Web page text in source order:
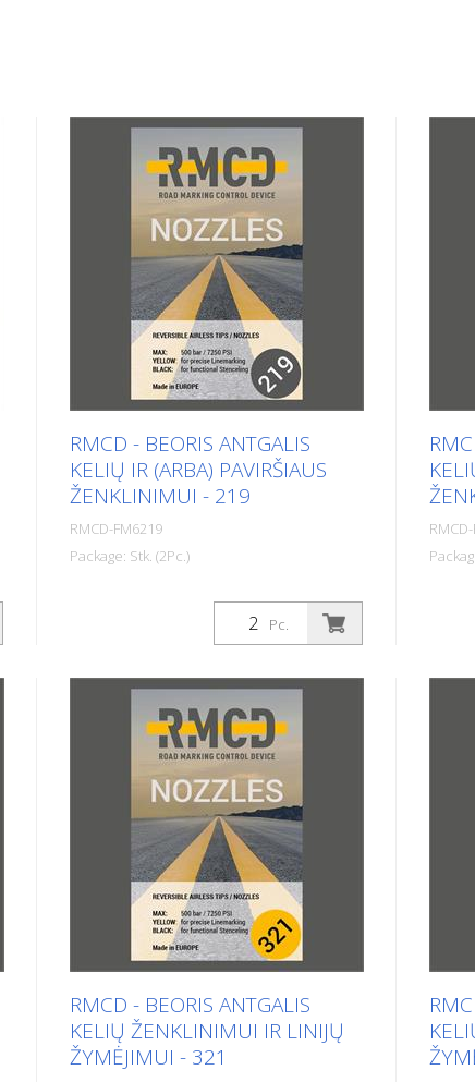
RMCD - BEORIS ANTGALIS
KELIŲ IR (ARBA) PAVIRŠIAUS
ŽENKLINIMUI - 219
RMCD-FM6219
Package: Stk. (2Pc.)
2 beoriai purkštukai linijoms žymėti,
įskaitant sandariklius. Beoriai dvipusiai
purkštukai buvo specialiai sukurti kelių,
automobilių stovėjimo aikštelių, oro
uostų, sporto aikštelių ir pramonės
salių paviršiaus ženklinimui. Dėl
specialios antgalio konstrukcijos
pasiekiami optimalūs paviršiaus
ženklinimo rezultatai. Dydis: 219
Purškimo kampas: 20 laipsnių kampas
Spalva: juoda Juoda Skylė: 0,019 col.
Modelis: RMCD Airless Tip Pagaminta
Europoje! Montavimo instrukcijos:
Naudokite tik nepažeistą antgalio
apsaugą! Įsitikinkite, kad plieninis
tinkamai sumontuotas. Niekada
nesiekite purkštuvo purkštuko. Tai gali
sukelti rimtų sužalojimų. Šiuo atžvilgiu
Pc.
2
col.
yra
RMCD - BEORIS ANTGALIS
KELIŲ ŽENKLINIMUI IR LINIJŲ
ŽYMĖJIMUI - 321